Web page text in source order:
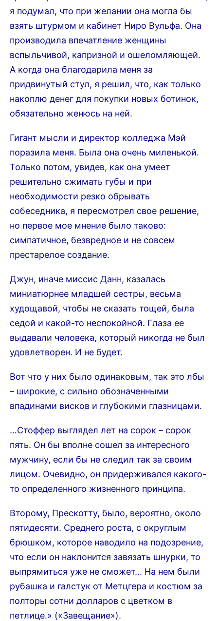
я подумал, что при желании она могла бы
взять штурмом и кабинет Ниро Вульфа. Она
производила впечатление женщины
вспыльчивой, капризной и ошеломляющей.
А когда она благодарила меня за
придвинутый стул, я решил, что, как только
накоплю денег для покупки новых ботинок,
обязательно женюсь на ней.
Гигант мысли и директор колледжа Мэй
поразила меня. Была она очень миленькой.
Только потом, увидев, как она умеет
решительно сжимать губы и при
необходимости резко обрывать
собеседника, я пересмотрел свое решение,
но первое мое мнение было таково:
симпатичное, безвредное и не совсем
престарелое создание.
Джун, иначе миссис Данн, казалась
миниатюрнее младшей сестры, весьма
худощавой, чтобы не сказать тощей, была
седой и какой-то неспокойной. Глаза ее
выдавали человека, который никогда не был
удовлетворен. И не будет.
Вот что у них было одинаковым, так это лбы
– широкие, с сильно обозначенными
впадинами висков и глубокими глазницами.
…Стоффер выглядел лет на сорок – сорок
пять. Он бы вполне сошел за интересного
мужчину, если бы не следил так за своим
лицом. Очевидно, он придерживался какого-
то определенного жизненного принципа.
Второму, Прескотту, было, вероятно, около
пятидесяти. Среднего роста, с округлым
брюшком, которое наводило на подозрение,
что если он наклонится завязать шнурки, то
выпрямиться уже не сможет... На нем были
рубашка и галстук от Метцгера и костюм за
полторы сотни долларов с цветком в
петлице.» («Завещание»).